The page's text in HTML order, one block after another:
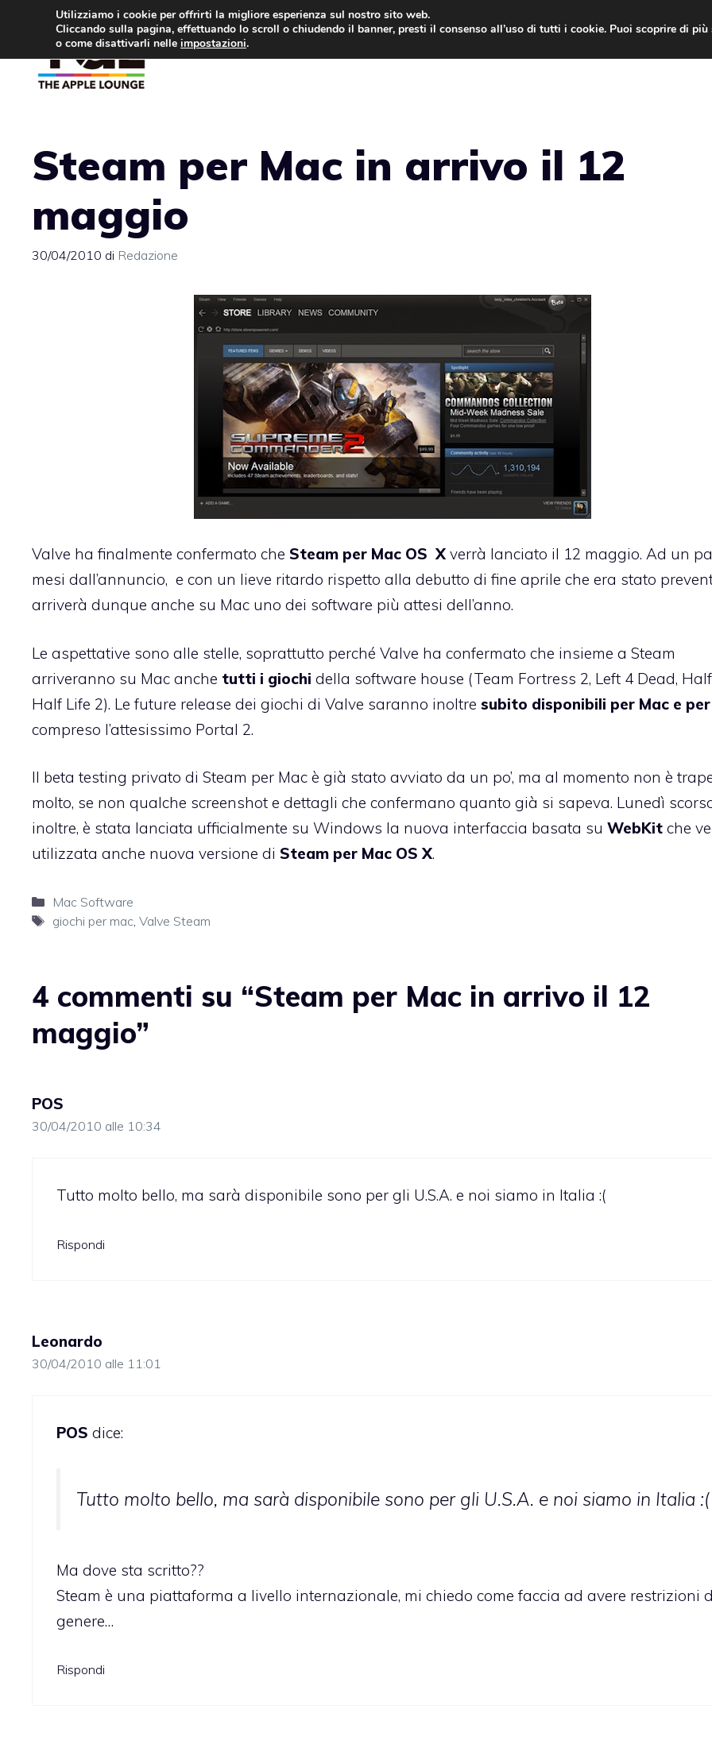
contenuto
Steam per Mac in arrivo il 12
maggio
30/04/2010 di Redazione
Valve ha finalmente confermato che Steam per Mac OS X verrà lanciato il 12 maggio. Ad un
mesi dall’annuncio, e con un lieve ritardo rispetto alla debutto di fine aprile che era stato
arriverà dunque anche su Mac uno dei software più attesi dell’anno.
Le aspettative sono alle stelle, soprattutto perché Valve ha confermato che insieme a Steam
arriveranno su Mac anche tutti i giochi della software house (Team Fortress 2, Left 4 Dead,
Half Life 2). Le future release dei giochi di Valve saranno inoltre subito disponibili per Mac e per
compreso l’attesissimo Portal 2.
Il beta testing privato di Steam per Mac è già stato avviato da un po’, ma al momento non è
molto, se non qualche screenshot e dettagli che confermano quanto già si sapeva. Lunedì
inoltre, è stata lanciata ufficialmente su Windows la nuova interfaccia basata su WebKit che
utilizzata anche nuova versione di Steam per Mac OS X.
Categorie
Mac Software
Tag
giochi per mac, Valve Steam
4 commenti su “Steam per Mac in arrivo il 12
maggio”
POS
30/04/2010 alle 10:34
Tutto molto bello, ma sarà disponibile sono per gli U.S.A. e noi siamo in Italia :(
Rispondi
Leonardo
30/04/2010 alle 11:01
POS dice:
Tutto molto bello, ma sarà disponibile sono per gli U.S.A. e noi siamo in Italia :(
Ma dove sta scritto??
Steam è una piattaforma a livello internazionale, mi chiedo come faccia ad avere restrizioni
genere…
Rispondi
Utilizziamo i cookie per offrirti la migliore esperienza sul nostro sito web.
Cliccando sulla pagina, effettuando lo scroll o chiudendo il banner, presti il consenso all’uso di tutti i cookie. Puoi scoprire di
o come disattivarli nelle impostazioni.